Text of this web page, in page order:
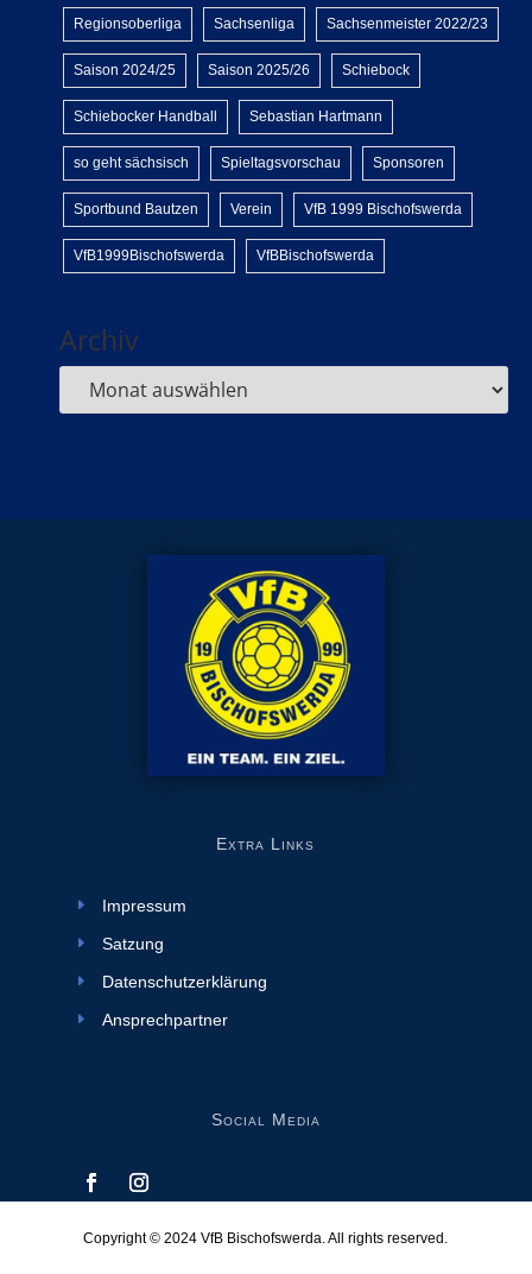
Regionsoberliga Sachsenliga Sachsenmeister 2022/23
Saison 2024/25 Saison 2025/26 Schiebock
Schiebocker Handball Sebastian Hartmann
so geht sächsisch Spieltagsvorschau Sponsoren
Sportbund Bautzen Verein VfB 1999 Bischofswerda
VfB1999Bischofswerda VfBBischofswerda
Archiv
Extra Links
Impressum
Satzung
Datenschutzerklärung
Ansprechpartner
Social Media
Copyright © 2024 VfB Bischofswerda. All rights reserved.